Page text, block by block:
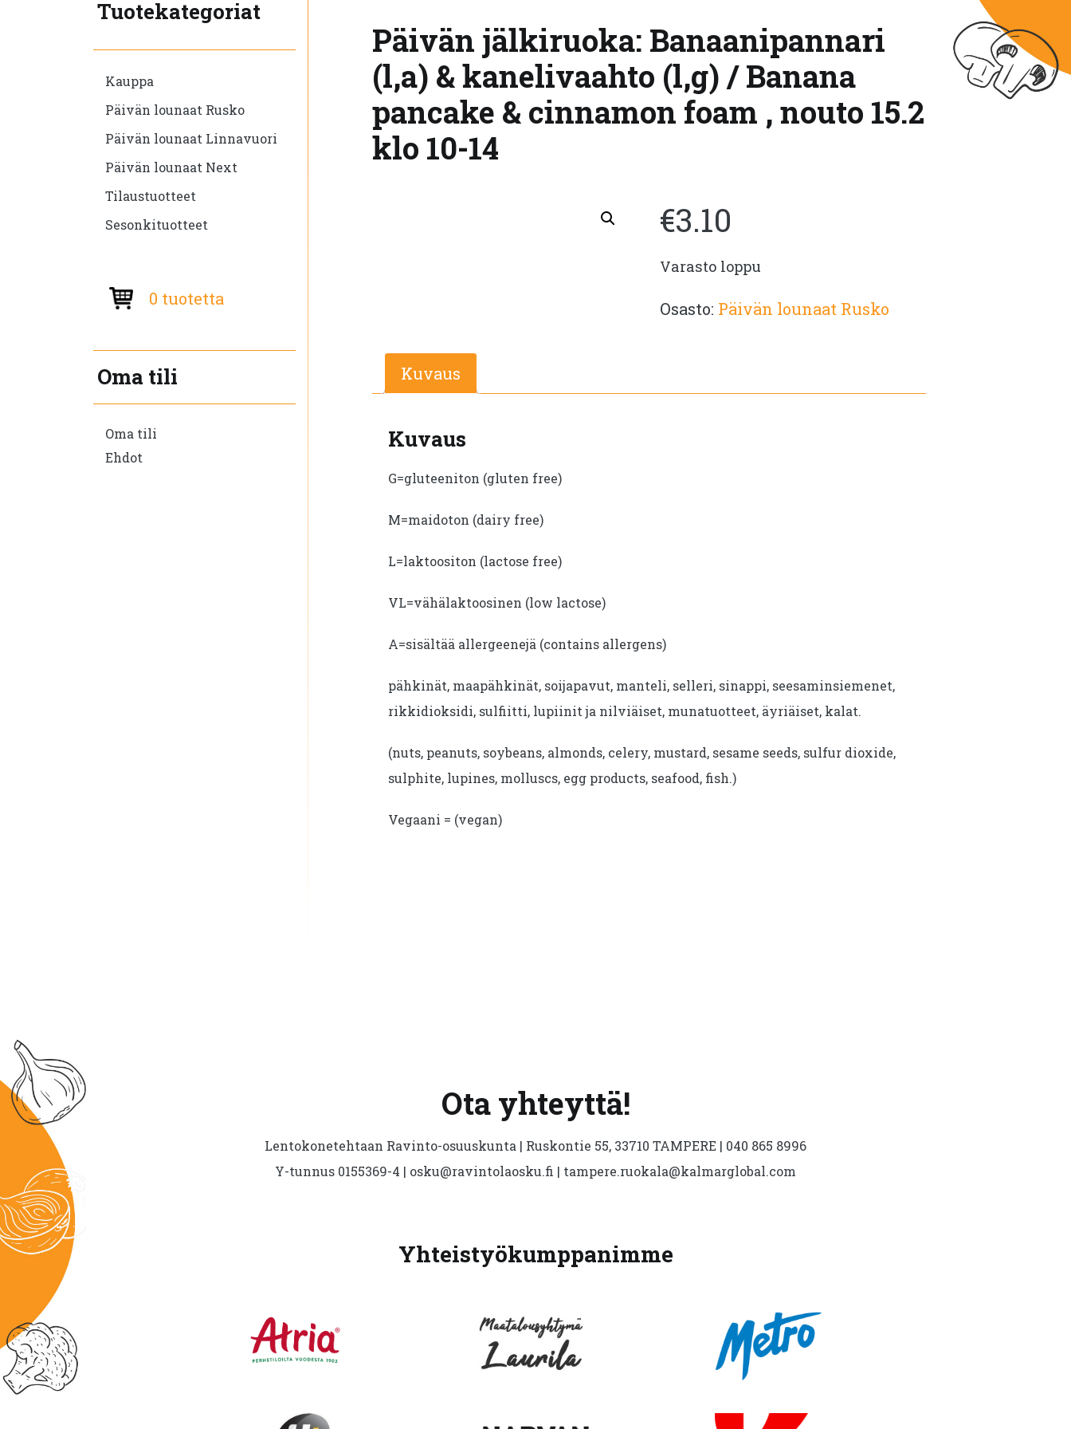
Tuotekategoriat
Kauppa
Päivän lounaat Rusko
Päivän lounaat Linnavuori
Päivän lounaat Next
Tilaustuotteet
Sesonkituotteet
0 tuotetta
Oma tili
Oma tili
Ehdot
Päivän jälkiruoka: Banaanipannari
(l,a) & kanelivaahto (l,g) / Banana
pancake & cinnamon foam , nouto 15.2
klo 10-14
€3.10
Varasto loppu
Osasto: Päivän lounaat Rusko
Kuvaus
Kuvaus
G=gluteeniton (gluten free)
M=maidoton (dairy free)
L=laktoositon (lactose free)
VL=vähälaktoosinen (low lactose)
A=sisältää allergeenejä (contains allergens)
pähkinät, maapähkinät, soijapavut, manteli, selleri, sinappi, seesaminsiemenet,
rikkidioksidi, sulfiitti, lupiinit ja nilviäiset, munatuotteet, äyriäiset, kalat.
(nuts, peanuts, soybeans, almonds, celery, mustard, sesame seeds, sulfur dioxide,
sulphite, lupines, molluscs, egg products, seafood, fish.)
Vegaani = (vegan)
Ota yhteyttä!
Lentokonetehtaan Ravinto-osuuskunta | Ruskontie 55, 33710 TAMPERE | 040 865 8996
Y-tunnus 0155369-4 | osku@ravintolaosku.fi | tampere.ruokala@kalmarglobal.com
Yhteistyökumppanimme